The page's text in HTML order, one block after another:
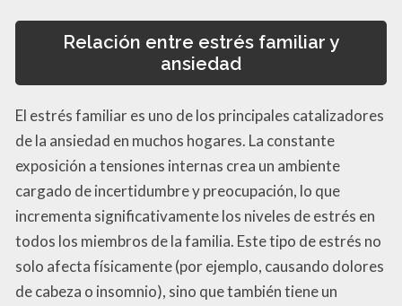
Relación entre estrés familiar y
ansiedad
El estrés familiar es uno de los principales catalizadores
de la ansiedad en muchos hogares. La constante
exposición a tensiones internas crea un ambiente
cargado de incertidumbre y preocupación, lo que
incrementa significativamente los niveles de estrés en
todos los miembros de la familia. Este tipo de estrés no
solo afecta físicamente (por ejemplo, causando dolores
de cabeza o insomnio), sino que también tiene un